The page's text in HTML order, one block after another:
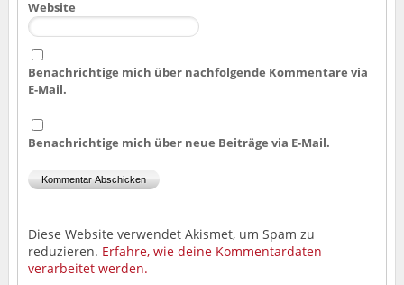
Website
Benachrichtige mich über nachfolgende Kommentare via
E-Mail.
Benachrichtige mich über neue Beiträge via E-Mail.
Diese Website verwendet Akismet, um Spam zu
reduzieren. Erfahre, wie deine Kommentardaten
verarbeitet werden.